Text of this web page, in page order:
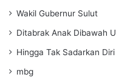
Wakil Gubernur Sulut
Ditabrak Anak Dibawah
Hingga Tak Sadarkan Diri
mbg